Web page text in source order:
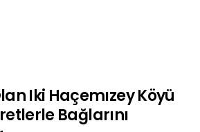
Iki Haçemızey Köyü
Bağlarını